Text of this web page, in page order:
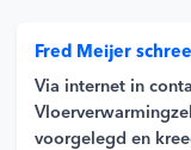
Fred Meijer
Via internet in
voorgelegd en